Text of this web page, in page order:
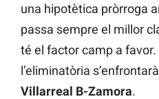
una hipotètica pròrroga
passa sempre el millor
té el factor camp a favor.
l’eliminatòria
Villarreal B-Zamora.